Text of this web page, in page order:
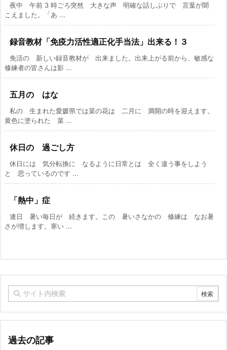
夜中 午前 3 時ごろ突然 大きな声 明確な話しぶりで 言葉が聞
こえました。「あ ...
録音教材「免疫力活性適正化手当法」出来る！３
免活の 新しい録音教材が 出来ました。出来上がる前から、敏感な
修練者の皆さんは影 ...
五月の はな
私の 生まれた愛媛県では菜の花は 二月に 満開の時を迎えます。
黄色に塗られた 菜 ...
休日の 過ごし方
休日には 気分転換に なるように日常とは 全く違う事をしよう
と 思っているのです ...
「熱中」症
連日 暑い毎日が 続きます。この 暑いさなかの 修練は なお暑
さが増します。寒い ...
過去の記事